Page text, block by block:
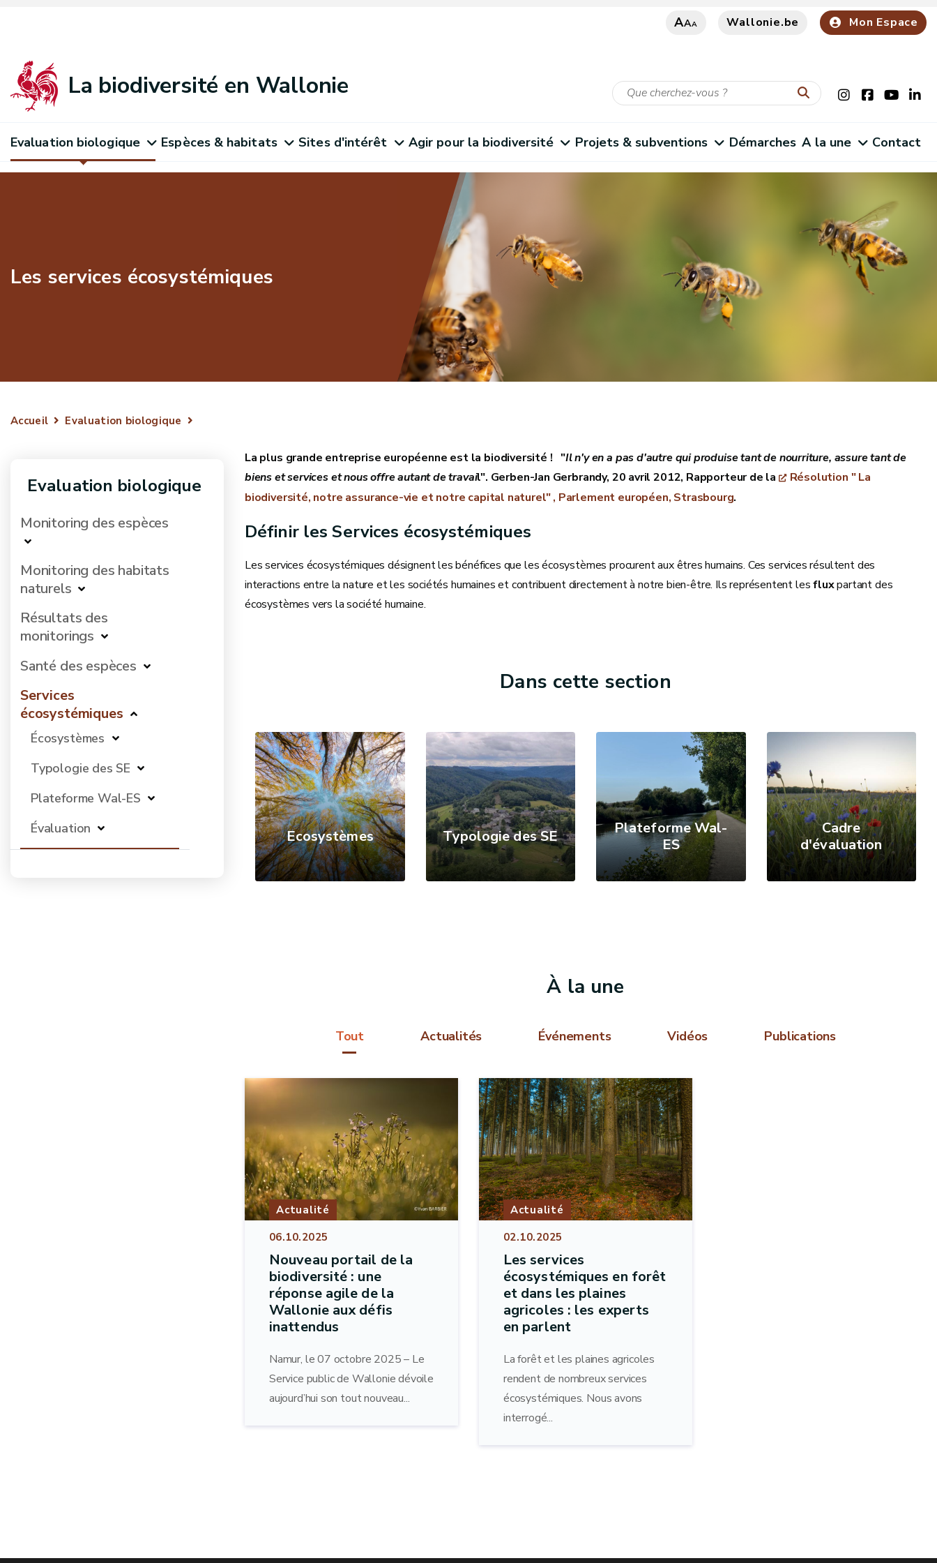
AAA Wallonie.be Mon Espace
La biodiversité en Wallonie
Evaluation biologique Espèces & habitats Sites d'intérêt Agir pour la biodiversité Projets & subventions Démarches A la une Contact
Les services écosystémiques
Accueil Evaluation biologique
Evaluation biologique
Monitoring des espèces
Monitoring des habitats
naturels
Résultats des
monitorings
Santé des espèces
Services
écosystémiques
Écosystèmes
Typologie des SE
Plateforme Wal-ES
Évaluation
La plus grande entreprise européenne est la biodiversité ! "Il n'y en a pas d'autre qui produise tant de nourriture, assure tant de
biens et services et nous offre autant de travail". Gerben-Jan Gerbrandy, 20 avril 2012, Rapporteur de la
Résolution " La
biodiversité, notre assurance-vie et notre capital naturel" , Parlement européen, Strasbourg.
Définir les Services écosystémiques
Les services écosystémiques désignent les bénéfices que les écosystèmes procurent aux êtres humains. Ces services résultent des
interactions entre la nature et les sociétés humaines et contribuent directement à notre bien-être. Ils représentent lesfluxpartant des
écosystèmes vers la société humaine.
Dans cette section
Ecosystèmes Typologie des SE
Plateforme Wal-
ES
Cadre
d'évaluation
À la une
Tout Actualités Événements Vidéos Publications
Actualité
06.10.2025
Nouveau portail de la
biodiversité : une
réponse agile de la
Wallonie aux défis
inattendus
Namur, le 07 octobre 2025 – Le
Service public de Wallonie dévoile
aujourd’hui son tout nouveau...
Actualité
02.10.2025
Les services
écosystémiques en forêt
et dans les plaines
agricoles : les experts
en parlent
La forêt et les plaines agricoles
rendent de nombreux services
écosystémiques. Nous avons
interrogé...